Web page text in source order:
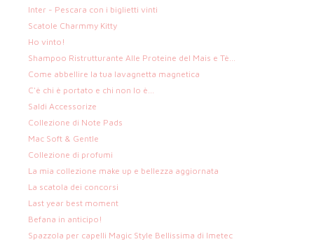
Inter - Pescara con i biglietti vinti
Scatole Charmmy Kitty
Ho vinto!
Shampoo Ristrutturante Alle Proteine del Mais e Tè...
Come abbellire la tua lavagnetta magnetica
C'è chi è portato e chi non lo è...
Saldi Accessorize
Collezione di Note Pads
Mac Soft & Gentle
Collezione di profumi
La mia collezione make up e bellezza aggiornata
La scatola dei concorsi
Last year best moment
Befana in anticipo!
Spazzola per capelli Magic Style Bellissima di Imetec